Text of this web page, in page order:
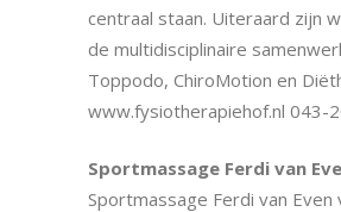
centraal staan. Uiteraard zijn
de multidisciplinaire
Toppodo, ChiroMotion en
www.fysiotherapiehof.nl 043-
Sportmassage Ferdi van
Sportmassage Ferdi van